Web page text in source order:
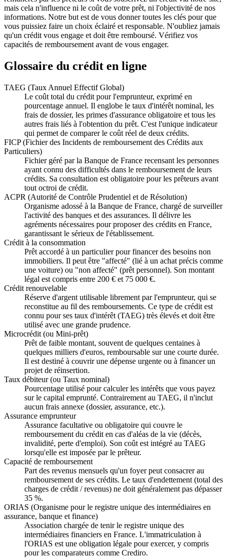
mais cela n'influence ni le coût de votre prêt, ni l'objectivité de nos
informations. Notre but est de vous donner toutes les clés pour que
vous puissiez faire un choix éclairé et responsable. N'oubliez jamais
qu'un crédit vous engage et doit être remboursé. Vérifiez vos
capacités de remboursement avant de vous engager.
Glossaire du crédit en ligne
TAEG (Taux Annuel Effectif Global)
Le coût total du crédit pour l'emprunteur, exprimé en
pourcentage annuel. Il englobe le taux d'intérêt nominal, les
frais de dossier, les primes d'assurance obligatoire et tous les
autres frais liés à l'obtention du prêt. C'est l'unique indicateur
qui permet de comparer le coût réel de deux crédits.
FICP (Fichier des Incidents de remboursement des Crédits aux
Particuliers)
Fichier géré par la Banque de France recensant les personnes
ayant connu des difficultés dans le remboursement de leurs
crédits. Sa consultation est obligatoire pour les prêteurs avant
tout octroi de crédit.
ACPR (Autorité de Contrôle Prudentiel et de Résolution)
Organisme adossé à la Banque de France, chargé de surveiller
l'activité des banques et des assurances. Il délivre les
agréments nécessaires pour proposer des crédits en France,
garantissant le sérieux de l'établissement.
Crédit à la consommation
Prêt accordé à un particulier pour financer des besoins non
immobiliers. Il peut être "affecté" (lié à un achat précis comme
une voiture) ou "non affecté" (prêt personnel). Son montant
légal est compris entre 200 € et 75 000 €.
Crédit renouvelable
Réserve d'argent utilisable librement par l'emprunteur, qui se
reconstitue au fil des remboursements. Ce type de crédit est
connu pour ses taux d'intérêt (TAEG) très élevés et doit être
utilisé avec une grande prudence.
Microcrédit (ou Mini-prêt)
Prêt de faible montant, souvent de quelques centaines à
quelques milliers d'euros, remboursable sur une courte durée.
Il est destiné à couvrir une dépense urgente ou à financer un
projet de réinsertion.
Taux débiteur (ou Taux nominal)
Pourcentage utilisé pour calculer les intérêts que vous payez
sur le capital emprunté. Contrairement au TAEG, il n'inclut
aucun frais annexe (dossier, assurance, etc.).
Assurance emprunteur
Assurance facultative ou obligatoire qui couvre le
remboursement du crédit en cas d'aléas de la vie (décès,
invalidité, perte d'emploi). Son coût est intégré au TAEG
lorsqu'elle est imposée par le prêteur.
Capacité de remboursement
Part des revenus mensuels qu'un foyer peut consacrer au
remboursement de ses crédits. Le taux d'endettement (total des
charges de crédit / revenus) ne doit généralement pas dépasser
35 %.
ORIAS (Organisme pour le registre unique des intermédiaires en
assurance, banque et finance)
Association chargée de tenir le registre unique des
intermédiaires financiers en France. L'immatriculation à
l'ORIAS est une obligation légale pour exercer, y compris
pour les comparateurs comme Crediro.